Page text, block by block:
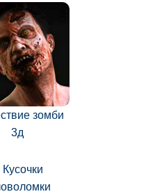
зомби
3д